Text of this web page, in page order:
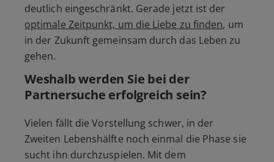
deutlich eingeschränkt. Gerade jetzt ist der
optimale Zeitpunkt, um die Liebe zu finden, um
in der Zukunft gemeinsam durch das Leben zu
gehen.
Weshalb werden Sie bei der
Partnersuche erfolgreich sein?
Vielen fällt die Vorstellung schwer, in der
Zweiten Lebenshälfte noch einmal die Phase sie
sucht ihn durchzuspielen. Mit dem